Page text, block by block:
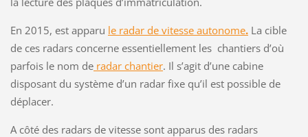
En 2015, est apparu le radar de vitesse autonome.La cible
de ces radars concerne essentiellement les chantiers d’où
parfois le nom deradar chantier. Il s’agit d’une cabine
disposant du système d’un radar fixe qu’il est possible de
déplacer.
A côté des radars de vitesse sont apparus des radars